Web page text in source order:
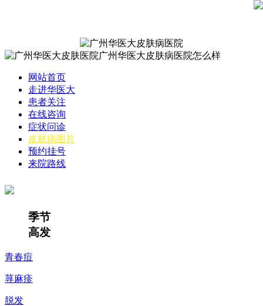
网站首页
走进华医大
患者关注
在线咨询
症状问诊
皮肤病图片
预约挂号
来院路线
季节
高发
青春痘
荨麻疹
脱发